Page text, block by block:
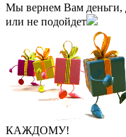
Мы вернем Вам деньги,
или не подойдет
КАЖДОМУ!